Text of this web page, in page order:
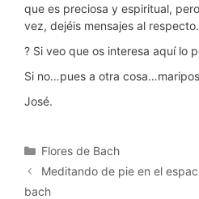
que es preciosa y espiritual,
vez, dejéis mensajes al respecto.
? Si veo que os interesa aquí lo
Si no…pues a otra
José.
Categorías
Flores de Bach
Meditando de pie en el
bach